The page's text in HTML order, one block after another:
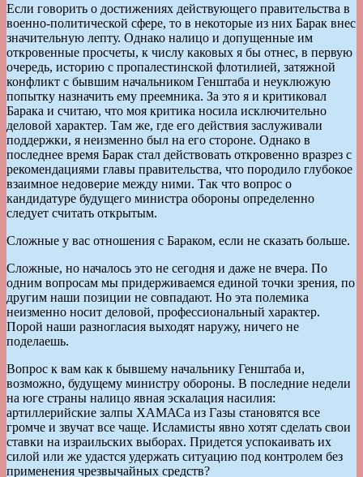
Если говорить о достижениях действующего правительства в
военно-политической сфере, то в некоторые из них Барак внес
значительную лепту. Однако налицо и допущенные им
откровенные просчеты, к числу каковых я бы отнес, в первую
очередь, историю с пропалестинской флотилией, затяжной
конфликт с бывшим начальником Генштаба и неуклюжую
попытку назначить ему преемника. За это я и критиковал
Барака и считаю, что моя критика носила исключительно
деловой характер. Там же, где его действия заслуживали
поддержки, я неизменно был на его стороне. Однако в
последнее время Барак стал действовать откровенно вразрез с
рекомендациями главы правительства, что породило глубокое
взаимное недоверие между ними. Так что вопрос о
кандидатуре будущего министра обороны определенно
следует считать открытым.
Сложные у вас отношения с Бараком, если не сказать больше.
Сложные, но началось это не сегодня и даже не вчера. По
одним вопросам мы придерживаемся единой точки зрения, по
другим наши позиции не совпадают. Но эта полемика
неизменно носит деловой, профессиональный характер.
Порой наши разногласия выходят наружу, ничего не
поделаешь.
Вопрос к вам как к бывшему начальнику Генштаба и,
возможно, будущему министру обороны. В последние недели
на юге страны налицо явная эскалация насилия:
артиллерийские залпы ХАМАСа из Газы становятся все
громче и звучат все чаще. Исламисты явно хотят сделать свои
ставки на израильских выборах. Придется успокаивать их
силой или же удастся удержать ситуацию под контролем без
применения чрезвычайных средств?